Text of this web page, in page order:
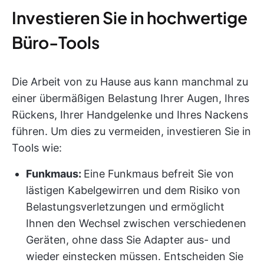
Investieren Sie in hochwertige
Büro-Tools
Die Arbeit von zu Hause aus kann manchmal zu
einer übermäßigen Belastung Ihrer Augen, Ihres
Rückens, Ihrer Handgelenke und Ihres Nackens
führen. Um dies zu vermeiden, investieren Sie in
Tools wie:
Funkmaus: Eine Funkmaus befreit Sie von
lästigen Kabelgewirren und dem Risiko von
Belastungsverletzungen und ermöglicht
Ihnen den Wechsel zwischen verschiedenen
Geräten, ohne dass Sie Adapter aus- und
wieder einstecken müssen. Entscheiden Sie